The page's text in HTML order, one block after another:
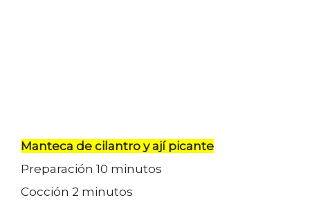
Manteca de cilantro y ají picante
Preparación 10 minutos
Cocción 2 minutos